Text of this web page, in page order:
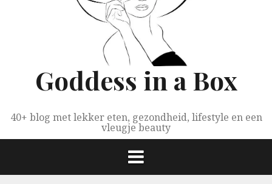
Goddess in a Box
40+ blog met lekker eten, gezondheid, lifestyle en een
vleugje beauty